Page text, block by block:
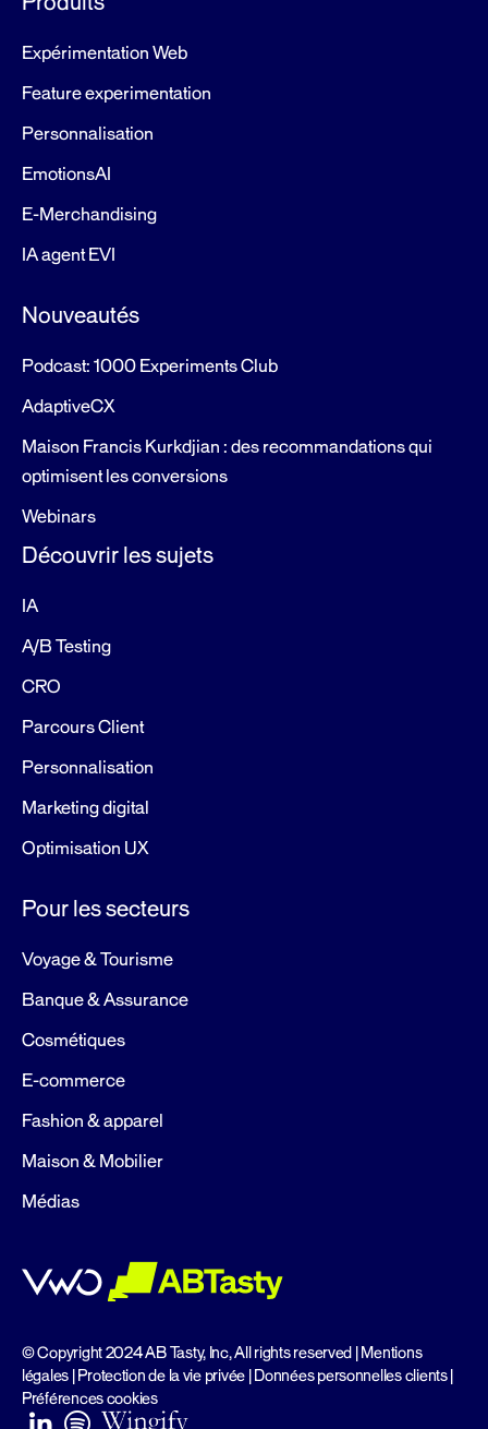
Expérimentation Web
Feature experimentation
Personnalisation
EmotionsAI
E-Merchandising
IA agent EVI
Nouveautés
Podcast: 1000 Experiments Club
AdaptiveCX
Maison Francis Kurkdjian : des recommandations qui
optimisent les conversions
Webinars
Découvrir les sujets
IA
A/B Testing
CRO
Parcours Client
Personnalisation
Marketing digital
Optimisation UX
Pour les secteurs
Voyage & Tourisme
Banque & Assurance
Cosmétiques
E-commerce
Fashion & apparel
Maison & Mobilier
Médias
© Copyright 2024 AB Tasty, Inc, All rights reserved | Mentions
légales Protection de la vie privée Données personnelles clients|
Préférences cookies